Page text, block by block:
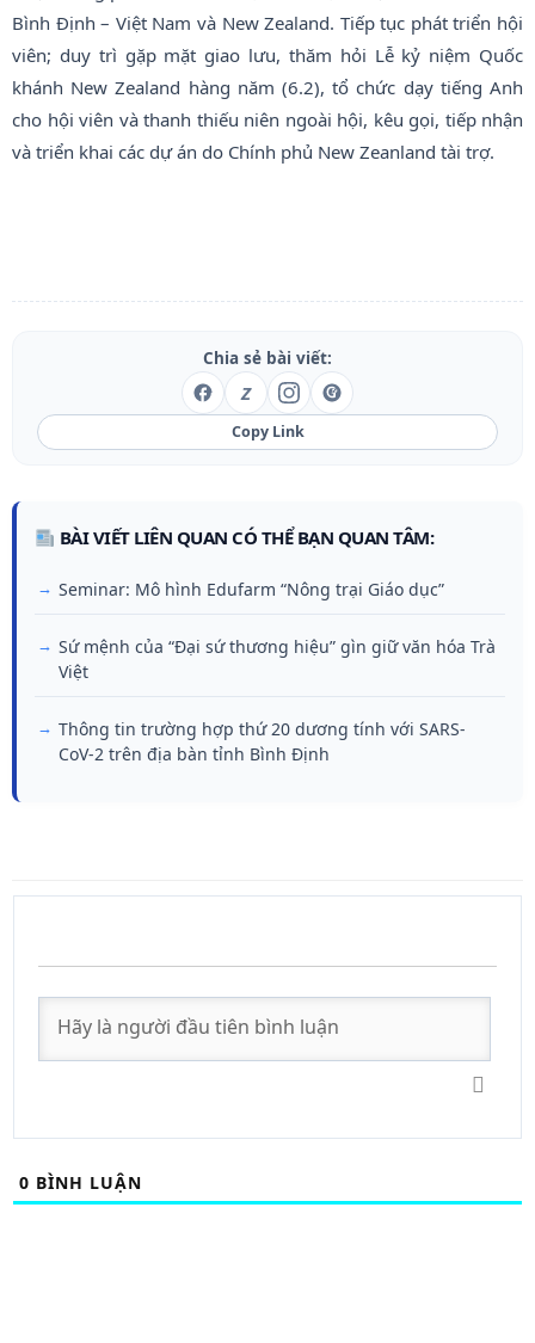
Bình Định – Việt Nam và New Zealand. Tiếp tục phát triển hội
viên; duy trì gặp mặt giao lưu, thăm hỏi Lễ kỷ niệm Quốc
khánh New Zealand hàng năm (6.2), tổ chức dạy tiếng Anh
cho hội viên và thanh thiếu niên ngoài hội, kêu gọi, tiếp nhận
và triển khai các dự án do Chính phủ New Zeanland tài trợ.
Chia sẻ bài viết:
Z
Copy Link
BÀI VIẾT LIÊN QUAN CÓ THỂ BẠN QUAN TÂM:
Seminar: Mô hình Edufarm “Nông trại Giáo dục”
Sứ mệnh của “Đại sứ thương hiệu” gìn giữ văn hóa Trà
Việt
Thông tin trường hợp thứ 20 dương tính với SARS-
CoV-2 trên địa bàn tỉnh Bình Định
0 BÌNH LUẬN